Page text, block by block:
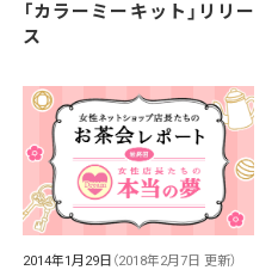
「カラーミーキット」リリー
ス
2014年1月29日 （2018年2月7日 更新）